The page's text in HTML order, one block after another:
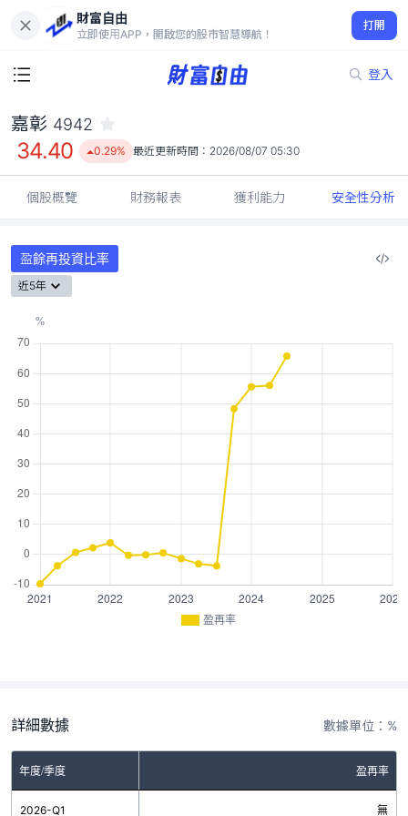
財富自由
立即使用APP，開啟您的股市智慧導航！
打開
登入
34.40
0.29%
嘉彰 4942
34.40 0.29% 最近更新時間： 2026/08/07 05:30
個股概覽 財務報表 獲利能力 安全性分析
盈餘再投資比率
近5年
盈再率
詳細數據 數據單位：%
年度/季度 盈再率
2026-Q1 無